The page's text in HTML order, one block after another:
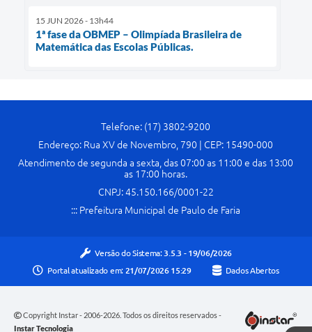
15 JUN 2026 - 13h44
1ª fase da OBMEP – Olimpíada Brasileira de
Matemática das Escolas Públicas.
Telefone: (17) 3802-9200
Endereço: Rua XV de Novembro, 790 | CEP: 15490-000
Atendimento de segunda a sexta, das 07:00 as 11:00 e das 13:00
as 17:00 horas.
CNPJ: 45.150.166/0001-22
::: Prefeitura Municipal de Paulo de Faria
Versão do Sistema: 3.5.3 - 19/06/2026
Portal atualizado em: 21/07/2026 15:29 Dados Abertos
Copyright Instar - 2006-2026. Todos os direitos reservados -
Instar Tecnologia